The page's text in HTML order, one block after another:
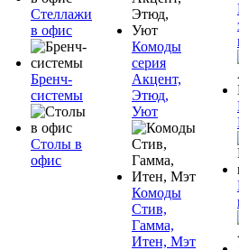
Стеллажи
в офис
Бренч-
системы
Столы в
офис
Комоды
серия
Акцент,
Этюд,
Уют
Комоды
Стив,
Гамма,
Итен, Мэт